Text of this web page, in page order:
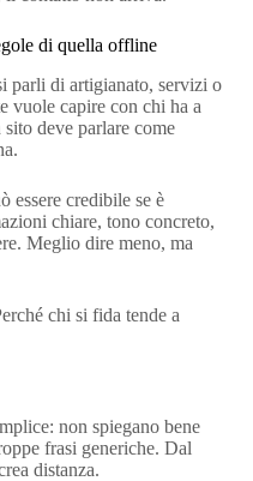
di quella offline
parli di artigianato, servizi o
vuole capire con chi ha a
deve parlare come
essere credibile se è
chiare, tono concreto,
Meglio dire meno, ma
chi si fida tende a
non spiegano bene
frasi generiche. Dal
distanza.